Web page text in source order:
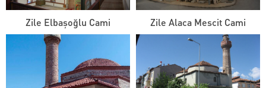
Zile Elbaşoğlu Cami Zile Alaca Mescit Cami